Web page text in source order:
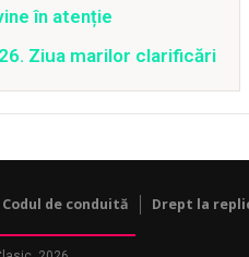
în atenție
Ziua marilor clarificări
Codul de conduită Drept la